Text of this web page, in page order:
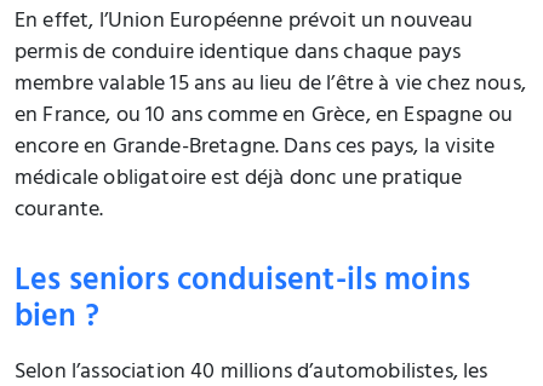
En effet, l’Union Européenne prévoit un nouveau
permis de conduire identique dans chaque pays
membre valable 15 ans au lieu de l’être à vie chez nous,
en France, ou 10 ans comme en Grèce, en Espagne ou
encore en Grande-Bretagne. Dans ces pays, la visite
médicale obligatoire est déjà donc une pratique
courante.
Les seniors conduisent-ils moins
bien ?
Selon l’association 40 millions d’automobilistes, les